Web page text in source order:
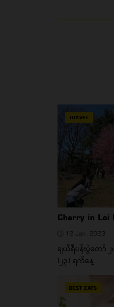
TRAVEL
Cherry in Loi
12 Jan, 2023
ချယ်ရီပန်းပွဲတော်
(၂၃) ရက်နေ့...
BEST EATS